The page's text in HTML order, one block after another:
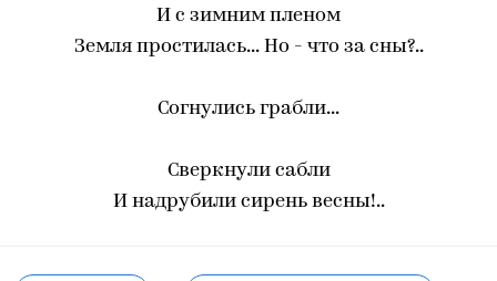
И с зимним пленом
Земля простилась... Но - что за сны?..
Согнулись грабли...
Сверкнули сабли
И надрубили сирень весны!..